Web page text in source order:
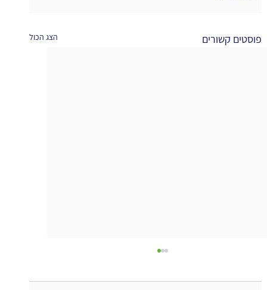
פוסטים קשורים הצג הכול